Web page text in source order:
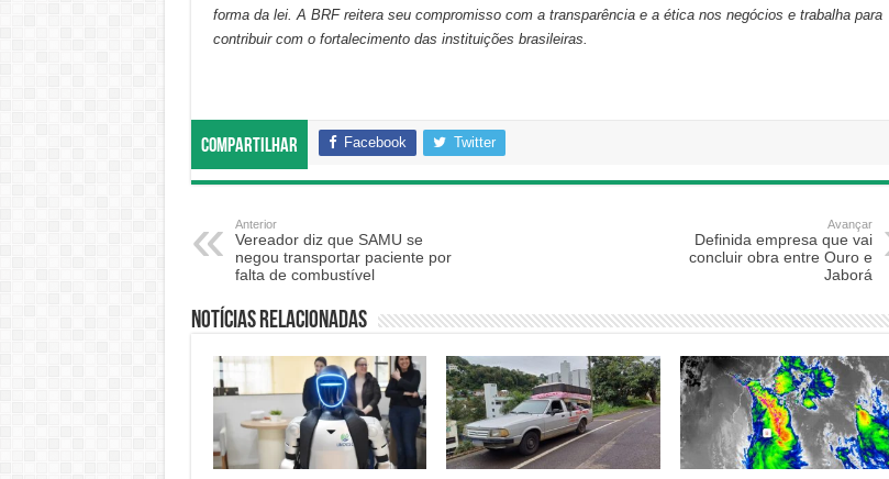
forma da lei. A BRF reitera seu compromisso com a transparência e a ética nos negócios e trabalha para
contribuir com o fortalecimento das instituições brasileiras.
Compartilhar Facebook Twitter
Anterior
Vereador diz que SAMU se
negou transportar paciente por
falta de combustível
Avançar
Definida empresa que vai
concluir obra entre Ouro e
Jaborá
Notícias relacionadas